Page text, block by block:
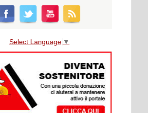
Select Language ▼